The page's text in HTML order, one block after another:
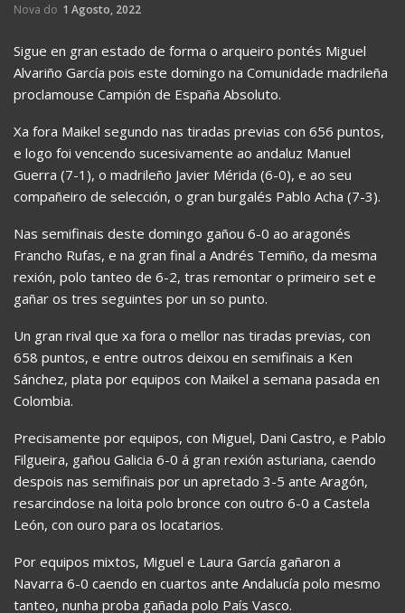
Nova do 1 Agosto, 2022
Sigue en gran estado de forma o arqueiro pontés Miguel
Alvariño García pois este domingo na Comunidade madrileña
proclamouse Campión de España Absoluto.
Xa fora Maikel segundo nas tiradas previas con 656 puntos,
e logo foi vencendo sucesivamente ao andaluz Manuel
Guerra (7-1), o madrileño Javier Mérida (6-0), e ao seu
compañeiro de selección, o gran burgalés Pablo Acha (7-3).
Nas semifinais deste domingo gañou 6-0 ao aragonés
Francho Rufas, e na gran final a Andrés Temiño, da mesma
rexión, polo tanteo de 6-2, tras remontar o primeiro set e
gañar os tres seguintes por un so punto.
Un gran rival que xa fora o mellor nas tiradas previas, con
658 puntos, e entre outros deixou en semifinais a Ken
Sánchez, plata por equipos con Maikel a semana pasada en
Colombia.
Precisamente por equipos, con Miguel, Dani Castro, e Pablo
Filgueira, gañou Galicia 6-0 á gran rexión asturiana, caendo
despois nas semifinais por un apretado 3-5 ante Aragón,
resarcindose na loita polo bronce con outro 6-0 a Castela
León, con ouro para os locatarios.
Por equipos mixtos, Miguel e Laura García gañaron a
Navarra 6-0 caendo en cuartos ante Andalucía polo mesmo
tanteo, nunha proba gañada polo País Vasco.